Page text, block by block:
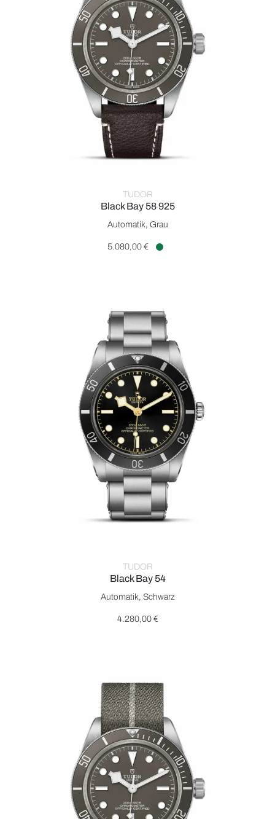
TUDOR
Black Bay 58 925
TUDOR Black Bay 58 925, Ref: M79010SG-0001, Preis:
Automatik, Grau
5.080,00 €
TUDOR
Black Bay 54
TUDOR Black Bay 54, Ref: M79000N-0001, Preis: 4.280,00 €
Automatik, Schwarz
4.280,00 €